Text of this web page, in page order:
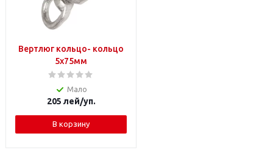
Вертлюг кольцо- кольцо
5х75мм
Мало
205 лей/уп.
В корзину